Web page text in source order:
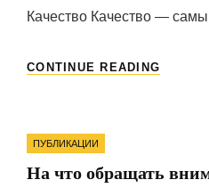
Качество Качество —
CONTINUE READING
Categories
ПУБЛИКАЦИИ
На что обращать